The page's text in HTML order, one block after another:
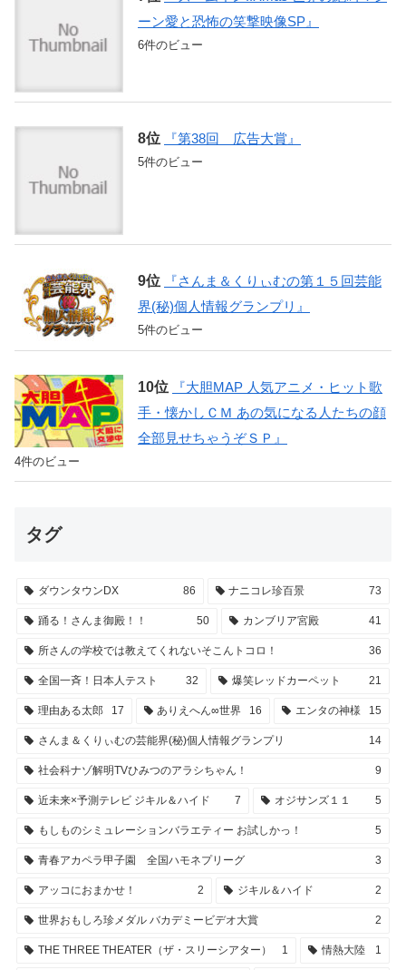
ーン愛と恐怖の笑撃映像SP』
6件のビュー
『第38回 広告大賞』
5件のビュー
『さんま＆くりぃむの第１５回芸能
界(秘)個人情報グランプリ』
5件のビュー
『大胆MAP 人気アニメ・ヒット歌
手・懐かしＣＭ あの気になる人たちの顔
全部見せちゃうぞＳＰ』
4件のビュー
タグ
ダウンタウンDX 86 ナニコレ珍百景 73
踊る！さんま御殿！！ 50 カンブリア宮殿 41
所さんの学校では教えてくれないそこんトコロ！ 36
全国一斉！日本人テスト 32 爆笑レッドカーペット 21
理由ある太郎 17 ありえへん∞世界 16 エンタの神様 15
さんま＆くりぃむの芸能界(秘)個人情報グランプリ 14
社会科ナゾ解明TVひみつのアラシちゃん！ 9
近未来×予測テレビ ジキル＆ハイド 7 オジサンズ１１ 5
もしものシミュレーションバラエティー お試しかっ！ 5
青春アカペラ甲子園 全国ハモネプリーグ 3
アッコにおまかせ！ 2 ジキル＆ハイド 2
世界おもしろ珍メダル バカデミービデオ大賞 2
THE THREE THEATER（ザ・スリーシアター） 1 情熱大陸 1